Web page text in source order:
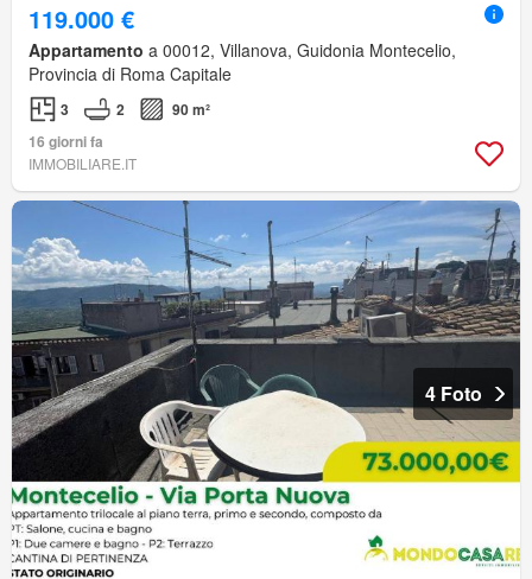
119.000 €
Appartamento a 00012, Villanova, Guidonia Montecelio,
Provincia di Roma Capitale
3 2
90 m²
16 giorni fa
IMMOBILIARE.IT
4 Foto